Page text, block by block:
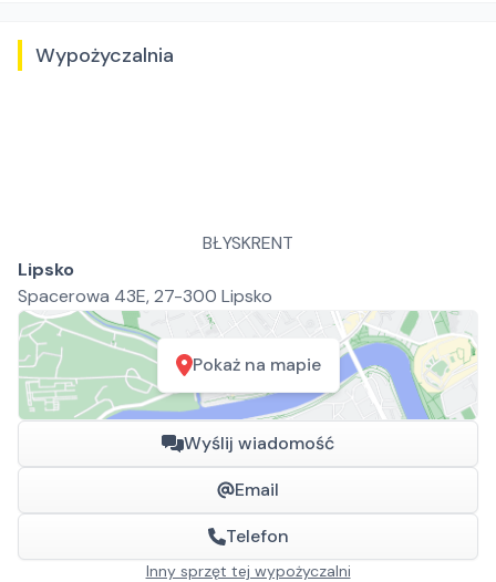
Wypożyczalnia
BŁYSKRENT
Lipsko
Spacerowa 43E, 27-300 Lipsko
Pokaż na mapie
Wyślij wiadomość
Email
Telefon
Inny sprzęt tej wypożyczalni